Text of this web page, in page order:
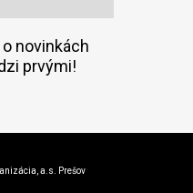
novinkách
prvými!
a.s. Prešov